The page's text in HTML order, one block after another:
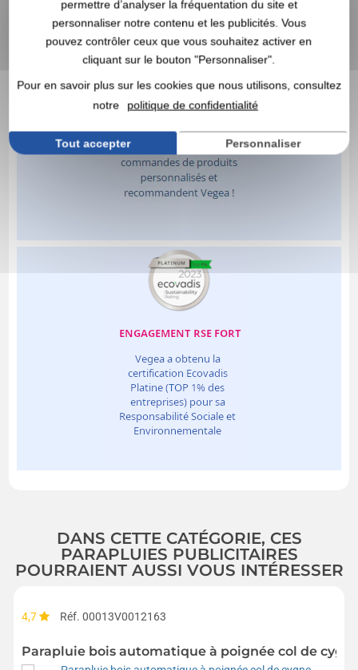
DANS CETTE CATÉGORIE, CES
PARAPLUIES PUBLICITAIRES
POURRAIENT AUSSI VOUS INTÉRESSER
4,7 Réf. 00013V0012163
Parapluie bois automatique à poignée col de
permettre d’analyser la fréquentation du site et
personnaliser notre contenu et les publicités. Vous
pouvez contrôler ceux que vous souhaitez activer en
cliquant sur le bouton "Personnaliser".
Pour en savoir plus sur les cookies que nous utilisons, consultez
notre
politique de confidentialité
Tout accepter Personnaliser